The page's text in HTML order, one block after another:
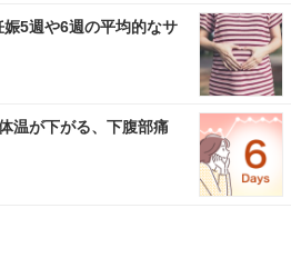
5週や6週の平均的なサ
温が下がる、下腹部痛